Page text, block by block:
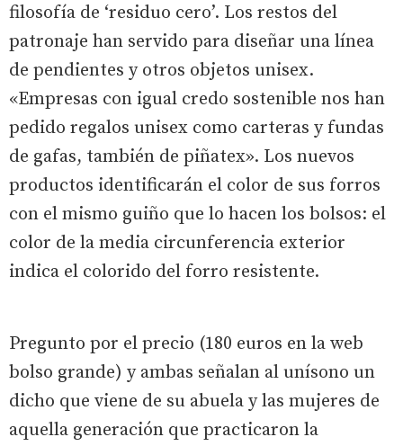
filosofía de ‘residuo cero’. Los restos del
patronaje han servido para diseñar una línea
de pendientes y otros objetos unisex.
«Empresas con igual credo sostenible nos han
pedido regalos unisex como carteras y fundas
de gafas, también de piñatex». Los nuevos
productos identificarán el color de sus forros
con el mismo guiño que lo hacen los bolsos: el
color de la media circunferencia exterior
indica el colorido del forro resistente.
Pregunto por el precio (180 euros en la web
bolso grande) y ambas señalan al unísono un
dicho que viene de su abuela y las mujeres de
aquella generación que practicaron la